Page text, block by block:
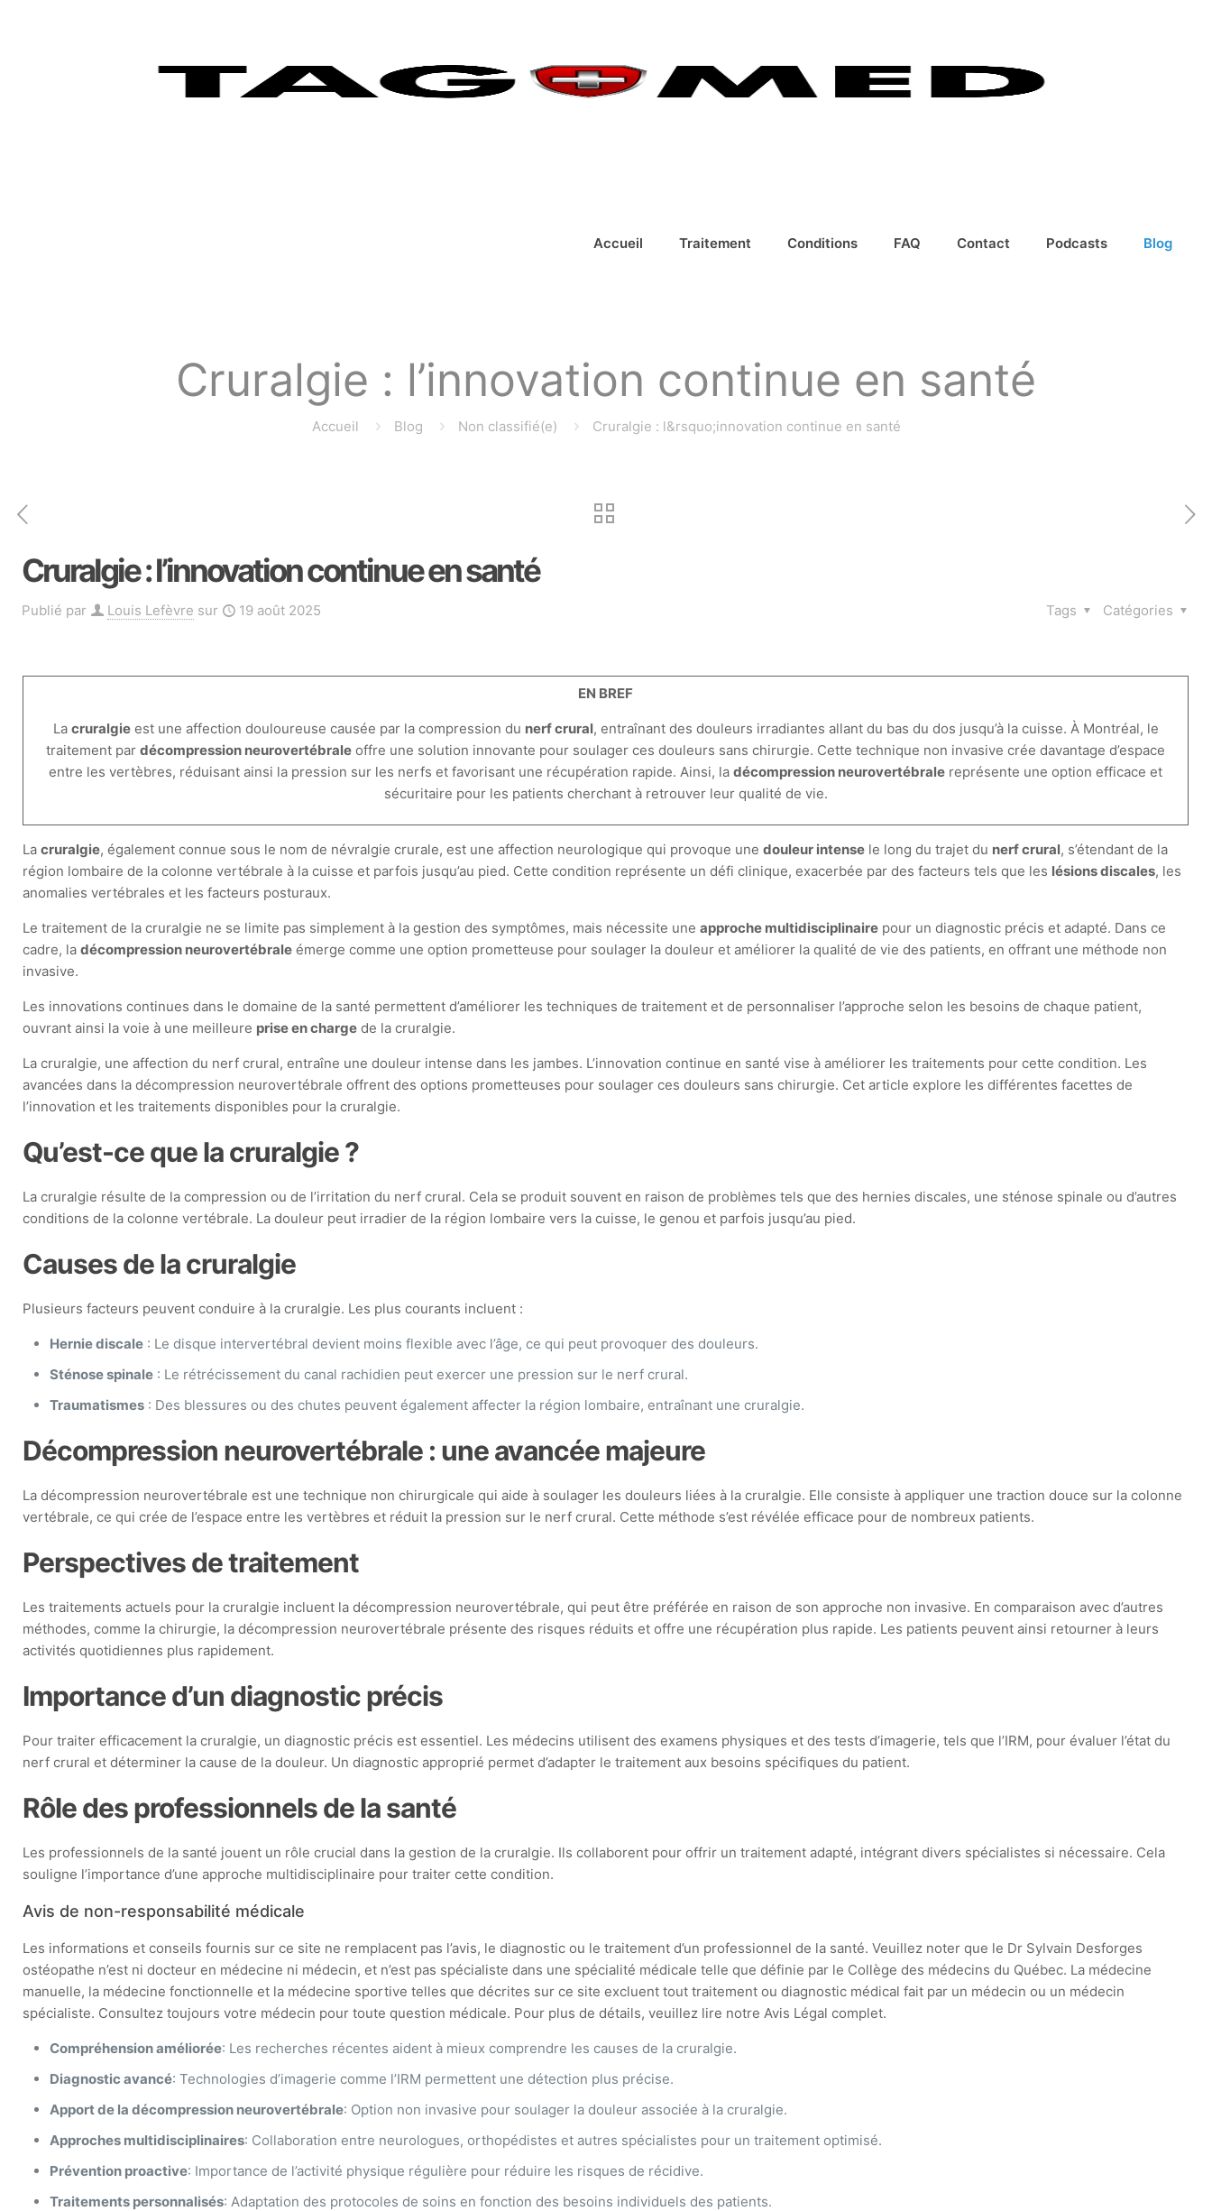
Accueil Traitement Conditions FAQ Contact Podcasts Blog
Cruralgie : l’innovation continue en santé
Accueil Blog Non classifié(e) Cruralgie : l&rsquo;innovation continue en santé
Cruralgie : l’innovation continue en santé
Publié par Louis Lefèvre sur 19 août 2025 Catégories
Tags
EN BREF
La cruralgieest une affection douloureuse causée par la compression du nerf crural, entraînant des douleurs irradiantes allant du bas du dos jusqu’à la cuisse. À Montréal, le
traitement pardécompression neurovertébrale offre une solution innovante pour soulager ces douleurs sans chirurgie. Cette technique non invasive crée davantage d’espace
entre les vertèbres, réduisant ainsi la pression sur les nerfs et favorisant une récupération rapide. Ainsi, ladécompression neurovertébrale représente une option efficace et
sécuritaire pour les patients cherchant à retrouver leur qualité de vie.
Lacruralgie, également connue sous le nom de névralgie crurale, est une affection neurologique qui provoque unedouleur intense le long du trajet du nerf crural, s’étendant de la
région lombaire de la colonne vertébrale à la cuisse et parfois jusqu’au pied. Cette condition représente un défi clinique, exacerbée par des facteurs tels que les lésions discales, les
anomalies vertébrales et les facteurs posturaux.
Le traitement de la cruralgie ne se limite pas simplement à la gestion des symptômes, mais nécessite uneapproche multidisciplinaire pour un diagnostic précis et adapté. Dans ce
cadre, ladécompression neurovertébrale émerge comme une option prometteuse pour soulager la douleur et améliorer la qualité de vie des patients, en offrant une méthode non
invasive.
Les innovations continues dans le domaine de la santé permettent d’améliorer les techniques de traitement et de personnaliser l’approche selon les besoins de chaque patient,
ouvrant ainsi la voie à une meilleure prise en charge de la cruralgie.
La cruralgie, une affection du nerf crural, entraîne une douleur intense dans les jambes. L’innovation continue en santé vise à améliorer les traitements pour cette condition. Les
avancées dans la décompression neurovertébrale offrent des options prometteuses pour soulager ces douleurs sans chirurgie. Cet article explore les différentes facettes de
l’innovation et les traitements disponibles pour la cruralgie.
Qu’est-ce que la cruralgie ?
La cruralgie résulte de la compression ou de l’irritation du nerf crural. Cela se produit souvent en raison de problèmes tels que des hernies discales, une sténose spinale ou d’autres
conditions de la colonne vertébrale. La douleur peut irradier de la région lombaire vers la cuisse, le genou et parfois jusqu’au pied.
Causes de la cruralgie
Plusieurs facteurs peuvent conduire à la cruralgie. Les plus courants incluent :
Hernie discale : Le disque intervertébral devient moins flexible avec l’âge, ce qui peut provoquer des douleurs.
Sténose spinale : Le rétrécissement du canal rachidien peut exercer une pression sur le nerf crural.
Traumatismes : Des blessures ou des chutes peuvent également affecter la région lombaire, entraînant une cruralgie.
Décompression neurovertébrale : une avancée majeure
La décompression neurovertébrale est une technique non chirurgicale qui aide à soulager les douleurs liées à la cruralgie. Elle consiste à appliquer une traction douce sur la colonne
vertébrale, ce qui crée de l’espace entre les vertèbres et réduit la pression sur le nerf crural. Cette méthode s’est révélée efficace pour de nombreux patients.
Perspectives de traitement
Les traitements actuels pour la cruralgie incluent la décompression neurovertébrale, qui peut être préférée en raison de son approche non invasive. En comparaison avec d’autres
méthodes, comme la chirurgie, la décompression neurovertébrale présente des risques réduits et offre une récupération plus rapide. Les patients peuvent ainsi retourner à leurs
activités quotidiennes plus rapidement.
Importance d’un diagnostic précis
Pour traiter efficacement la cruralgie, un diagnostic précis est essentiel. Les médecins utilisent des examens physiques et des tests d’imagerie, tels que l’IRM, pour évaluer l’état du
nerf crural et déterminer la cause de la douleur. Un diagnostic approprié permet d’adapter le traitement aux besoins spécifiques du patient.
Rôle des professionnels de la santé
Les professionnels de la santé jouent un rôle crucial dans la gestion de la cruralgie. Ils collaborent pour offrir un traitement adapté, intégrant divers spécialistes si nécessaire. Cela
souligne l’importance d’une approche multidisciplinaire pour traiter cette condition.
Avis de non-responsabilité médicale
Les informations et conseils fournis sur ce site ne remplacent pas l’avis, le diagnostic ou le traitement d’un professionnel de la santé. Veuillez noter que le Dr Sylvain Desforges
ostéopathe n’est ni docteur en médecine ni médecin, et n’est pas spécialiste dans une spécialité médicale telle que définie par le Collège des médecins du Québec. La médecine
manuelle, la médecine fonctionnelle et la médecine sportive telles que décrites sur ce site excluent tout traitement ou diagnostic médical fait par un médecin ou un médecin
spécialiste. Consultez toujours votre médecin pour toute question médicale. Pour plus de détails, veuillez lire notre Avis Légal complet.
Compréhension améliorée: Les recherches récentes aident à mieux comprendre les causes de la cruralgie.
Diagnostic avancé: Technologies d’imagerie comme l’IRM permettent une détection plus précise.
Apport de la décompression neurovertébrale: Option non invasive pour soulager la douleur associée à la cruralgie.
Approches multidisciplinaires: Collaboration entre neurologues, orthopédistes et autres spécialistes pour un traitement optimisé.
Prévention proactive: Importance de l’activité physique régulière pour réduire les risques de récidive.
Traitements personnalisés: Adaptation des protocoles de soins en fonction des besoins individuels des patients.